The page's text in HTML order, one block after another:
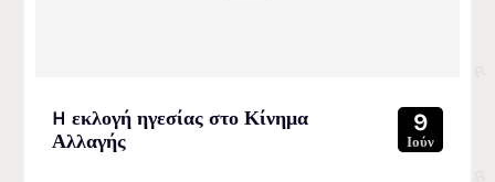
H εκλογή ηγεσίας στο Κίνημα
Αλλαγής
9
Ιούν